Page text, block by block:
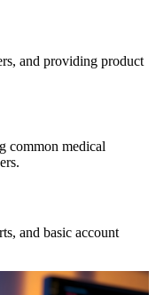
and providing product
common medical
and basic account